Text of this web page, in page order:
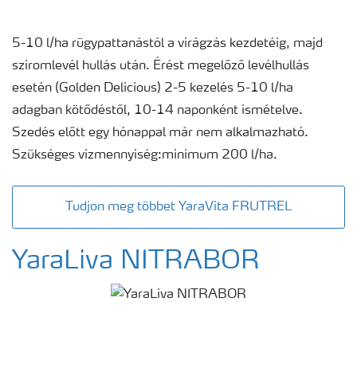
5-10 l/ha rügypattanástól a virágzás kezdetéig, majd
sziromlevél hullás után. Érést megelőző levélhullás
esetén (Golden Delicious) 2-5 kezelés 5-10 l/ha
adagban kötődéstől, 10-14 naponként ismételve.
Szedés előtt egy hónappal már nem alkalmazható.
Szükséges vízmennyiség:minimum 200 l/ha.
Tudjon meg többet YaraVita FRUTREL
YaraLiva NITRABOR